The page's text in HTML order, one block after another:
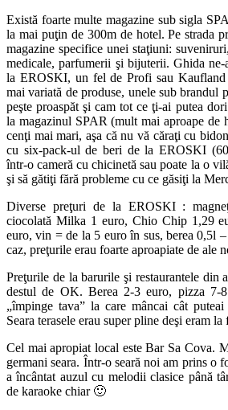
Există foarte multe magazine sub sigla
la mai puţin de 300m de hotel. Pe strada
magazine specifice unei staţiuni:
medicale, parfumerii şi bijuterii. Ghida ne-
la EROSKI, un fel de Profi sau
mai variată de produse, unele sub brandul
peşte proaspăt şi cam tot ce ţi-ai putea
la magazinul SPAR (mult mai aproape de
cenţi mai mari, aşa că nu vă căraţi cu
cu six-pack-ul de beri de la EROSKI
într-o cameră cu chicinetă sau poate la o
şi să gătiţi fără probleme cu ce găsiţi la
Diverse preţuri de la EROSKI :
ciocolată Milka 1 euro, Chio Chip 1,29
euro, vin = de la 5 euro în sus, berea 0,5l
caz, preţurile erau foarte aproapiate de ale
Preţurile de la barurile şi restaurantele din
destul de OK. Berea 2-3 euro, pizza 7-
„împinge tava” la care mâncai cât
Seara terasele erau super pline deşi eram
Cel mai apropiat local este Bar Sa Cova.
germani seara. Într-o seară noi am prins o
a încântat auzul cu melodii clasice până
de karaoke chiar 🙂